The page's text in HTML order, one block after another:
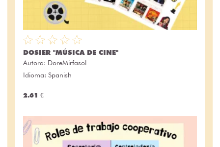
DOSIER "MÚSICA DE CINE"
Autora: DoreMirfasol
Idioma: Spanish
2.61 €